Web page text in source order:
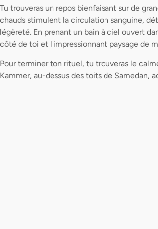
Tu trouveras un repos bienfaisant sur de
chauds stimulent la circulation sanguine,
légèreté. En prenant un bain à ciel ouvert
côté de toi et l'impressionnant paysage de
Pour terminer ton rituel, tu trouveras le
Kammer, au-dessus des toits de Samedan,